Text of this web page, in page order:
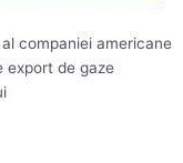
companiei americane
export de gaze